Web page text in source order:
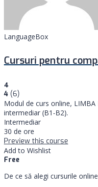
LanguageBox
Cursuri pentru
4
4 (6)
Modul de curs online, LIMBA
intermediar (B1-B2).
Intermediar
30 de ore
Preview this course
Add to Wishlist
Free
De ce să alegi cursurile